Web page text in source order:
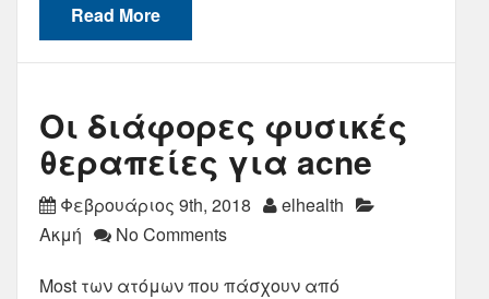
Read More
Οι διάφορες φυσικές
θεραπείες για acne
Φεβρουάριος 9th, 2018
elhealth
Ακμή
No Comments
Most των ατόμων που πάσχουν από